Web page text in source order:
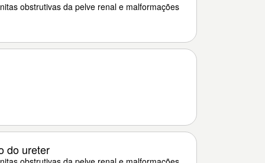
obstrutivas da pelve renal e malformações
do ureter